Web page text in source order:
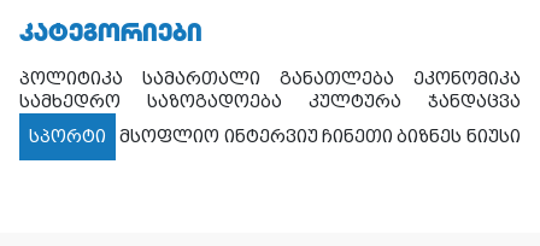
ᲙᲐᲢᲔᲒᲝᲠᲘᲔᲑᲘ
პოლიტიკა სამართალი განათლება
ეკონომიკა
სამხედრო
საზოგადოება კულტურა
ჯანდაცვა
სპორტი
მსოფლიო ინტერვიუ ჩინეთი ბიზნეს ნიუსი